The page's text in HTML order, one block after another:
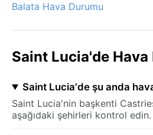
Balata Hava Durumu
Saint Lucia'de
Saint Lucia'de şu anda
Saint Lucia'nin başkenti
aşağıdaki şehirleri kontrol edin.